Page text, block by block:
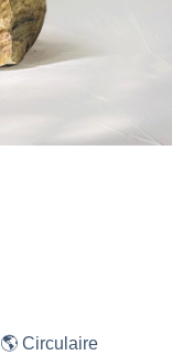
🌎 Circulaire